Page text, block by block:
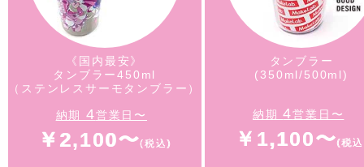
《国内最安》
タンブラー450ml
（ステンレスサーモタンブラー）
納期 4営業日〜
￥2,100〜
タンブラー
(350ml/500ml)
納期4営業日〜
￥1,100〜